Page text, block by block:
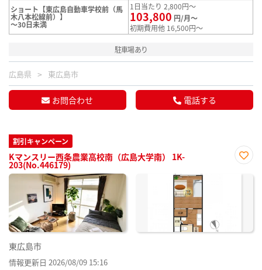
ショート【東広島自動車学校前（馬
木八本松線前）】
～30日未満
1日当たり 2,800円～
103,800 円/月～
初期費用他 16,500円～
駐車場あり
広島県 東広島市
お問合わせ 電話する
割引キャンペーン
Kマンスリー西条農業高校南（広島大学南） 1K-
203(No.446179)
に入
東広島市
情報更新日 2026/08/09 15:16